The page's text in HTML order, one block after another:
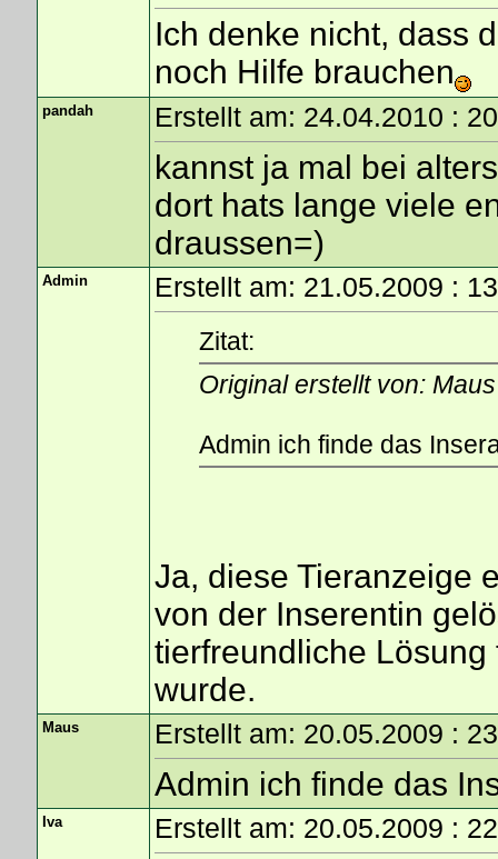
Ich denke nicht, dass
noch Hilfe brauchen
pandah Erstellt am: 24.04.2010 :
kannst ja mal bei
dort hats lange viele
draussen=)
Admin Erstellt am: 21.05.2009 :
Zitat:
Original erstellt von: Maus
Admin ich finde das
Ja, diese Tieranzeige
von der Inserentin
tierfreundliche
wurde.
Maus Erstellt am: 20.05.2009 :
Admin ich finde das
Iva Erstellt am: 20.05.2009 :